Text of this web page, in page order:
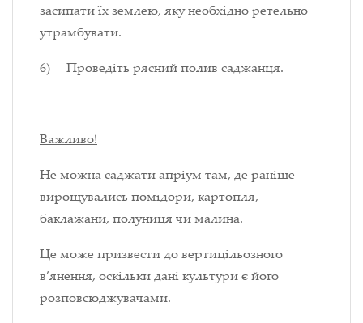
засипати їх землею, яку необхідно ретельно
утрамбувати.
6) Проведіть рясний полив саджанця.
Важливо!
Не можна саджати апріум там, де раніше
вирощувались помідори, картопля,
баклажани, полуниця чи малина.
Це може призвести до вертицільозного
в’янення, оскільки дані культури є його
розповсюджувачами.